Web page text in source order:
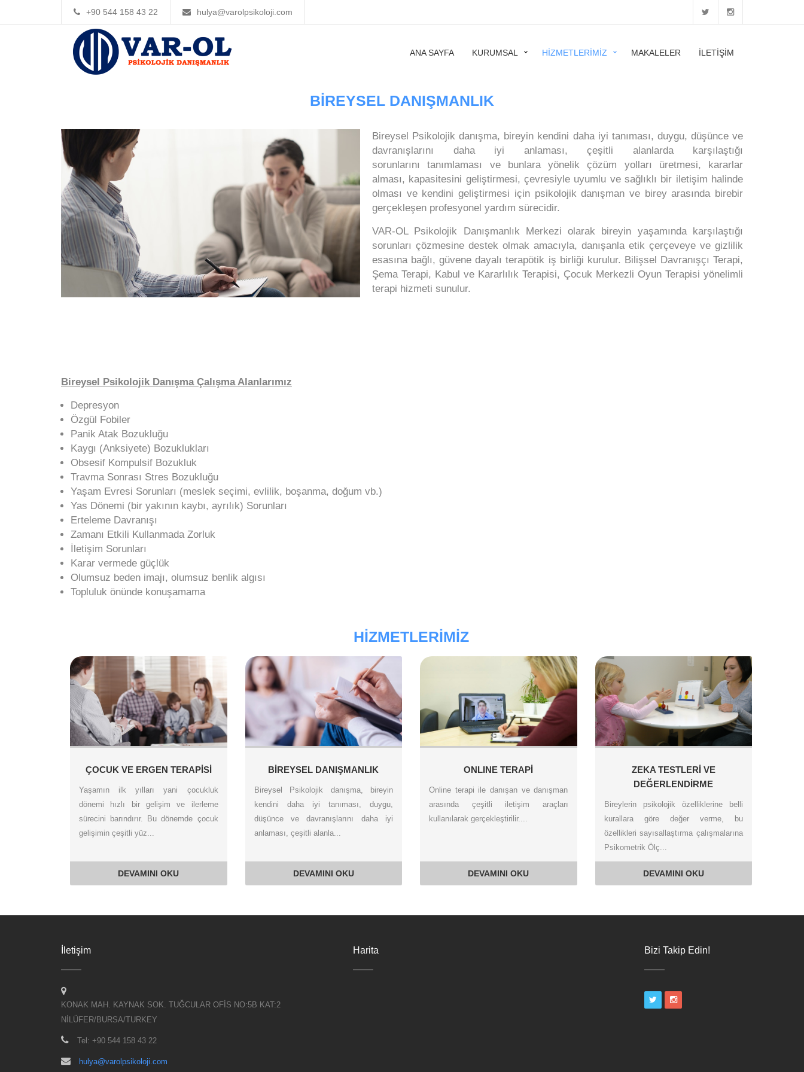
+90 544 158 43 22 hulya@varolpsikoloji.com
ANA SAYFA KURUMSAL HIZMETLERIMIZ MAKALELER İLETIŞIM
BİREYSEL DANIŞMANLIK
Bireysel Psikolojik danışma, bireyin kendini daha iyi tanıması, duygu, düşünce ve
davranışlarını daha iyi anlaması, çeşitli alanlarda karşılaştığı
sorunlarını tanımlaması ve bunlara yönelik çözüm yolları üretmesi, kararlar
alması, kapasitesini geliştirmesi, çevresiyle uyumlu ve sağlıklı bir iletişim halinde
olması ve kendini geliştirmesi için psikolojik danışman ve birey arasında birebir
gerçekleşen profesyonel yardım sürecidir.
VAR-OL Psikolojik Danışmanlık Merkezi olarak bireyin yaşamında karşılaştığı
sorunları çözmesine destek olmak amacıyla, danışanla etik çerçeveye ve gizlilik
esasına bağlı, güvene dayalı terapötik iş birliği kurulur. Bilişsel Davranışçı Terapi,
Şema Terapi, Kabul ve Kararlılık Terapisi, Çocuk Merkezli Oyun Terapisi yönelimli
terapi hizmeti sunulur.
Bireysel Psikolojik Danışma Çalışma Alanlarımız
Depresyon
Özgül Fobiler
Panik Atak Bozukluğu
Kaygı (Anksiyete) Bozuklukları
Obsesif Kompulsif Bozukluk
Travma Sonrası Stres Bozukluğu
Yaşam Evresi Sorunları (meslek seçimi, evlilik, boşanma, doğum vb.)
Yas Dönemi (bir yakının kaybı, ayrılık) Sorunları
Erteleme Davranışı
Zamanı Etkili Kullanmada Zorluk
İletişim Sorunları
Karar vermede güçlük
Olumsuz beden imajı, olumsuz benlik algısı
Topluluk önünde konuşamama
HIZMETLERIMIZ
ÇOCUK VE ERGEN TERAPİSİ
Yaşamın ilk yılları yani çocukluk
dönemi hızlı bir gelişim ve ilerleme
sürecini barındırır. Bu dönemde çocuk
gelişimin çeşitli yüz...
DEVAMINI OKU
BİREYSEL DANIŞMANLIK
Bireysel Psikolojik danışma, bireyin
kendini daha iyi tanıması, duygu,
düşünce ve davranışlarını daha iyi
anlaması, çeşitli alanla...
DEVAMINI OKU
ONLINE TERAPİ
Online terapi ile danışan ve danışman
arasında çeşitli iletişim araçları
kullanılarak gerçekleştirilir....
DEVAMINI OKU
ZEKA TESTLERİ VE
DEĞERLENDİRME
Bireylerin psikolojik özelliklerine belli
kurallara göre değer verme, bu
özellikleri sayısallaştırma çalışmalarına
Psikometrik Ölç...
DEVAMINI OKU
İletişim
KONAK MAH. KAYNAK SOK. TUĞCULAR OFİS NO:5B KAT:2
NİLÜFER/BURSA/TURKEY
Tel: +90 544 158 43 22
hulya@varolpsikoloji.com
Harita Bizi Takip Edin!